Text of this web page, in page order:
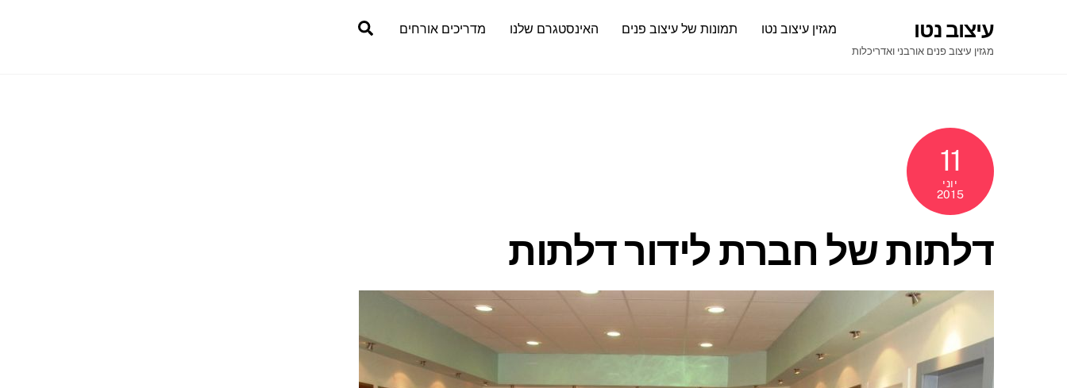
עיצוב נטו
מגזין עיצוב פנים אורבני ואדריכלות
Search מגזין עיצוב נטו תמונות של עיצוב פנים האינסטגרם שלנו מדריכים אורחים
11
יוני
2015
דלתות של חברת לידור דלתות